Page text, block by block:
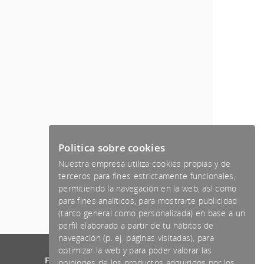
Formas de pago aceptadas
Politica sobre cookies
Nuestra empresa utiliza cookies propias y de
terceros para fines estrictamente funcionales,
permitiendo la navegación en la web, así como
para fines analíticos, para mostrarte publicidad
(tanto general como personalizada) en base a un
perfil elaborado a partir de tu hábitos de
navegación (p. ej. páginas visitadas), para
optimizar la web y para poder valorar las